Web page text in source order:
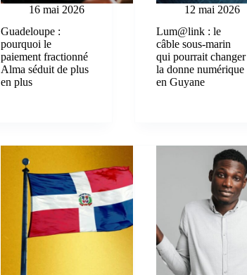
16 mai 2026
Guadeloupe :
pourquoi le
paiement fractionné
Alma séduit de plus
en plus
12 mai 2026
Lum@link : le
câble sous-marin
qui pourrait changer
la donne numérique
en Guyane